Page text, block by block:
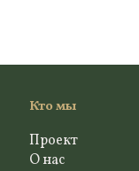
Кто мы
Проект
О нас